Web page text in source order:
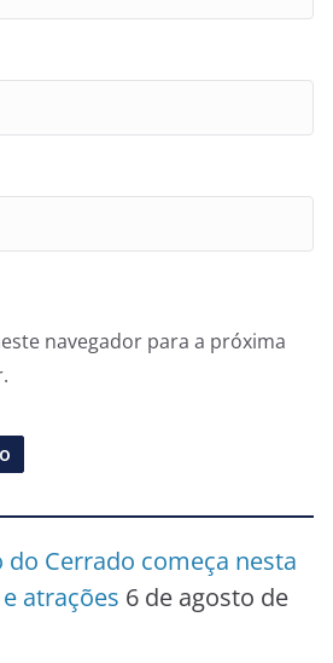
navegador para a próxima
do Cerrado começa nesta
atrações 6 de agosto de